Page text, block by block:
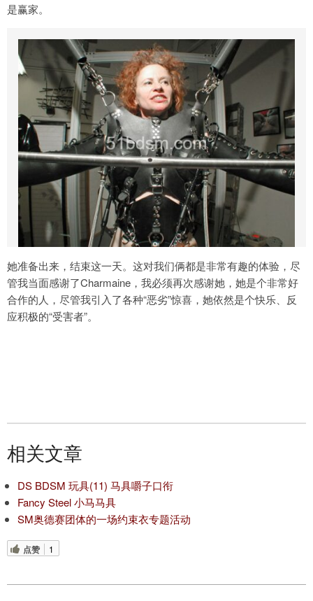
是赢家。
她准备出来，结束这一天。这对我们俩都是非常有趣的体验，尽
管我当面感谢了Charmaine，我必须再次感谢她，她是个非常好
合作的人，尽管我引入了各种“恶劣”惊喜，她依然是个快乐、反
应积极的“受害者”。
相关文章
DS BDSM 玩具(11) 马具嚼子口衔
Fancy Steel 小马马具
SM奥德赛团体的一场约束衣专题活动
点赞 1